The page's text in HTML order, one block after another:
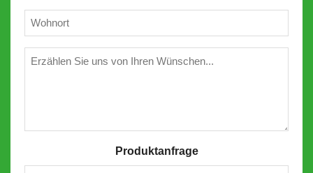
(erforderlich)
Wünschen
Produktanfrage